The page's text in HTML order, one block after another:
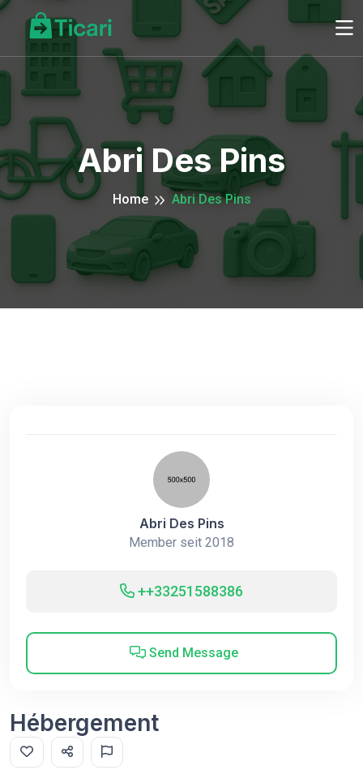
Abri Des Pins
Home Abri Des Pins
Abri Des Pins
Member seit 2018
++33251588386
Send Message
Hébergement